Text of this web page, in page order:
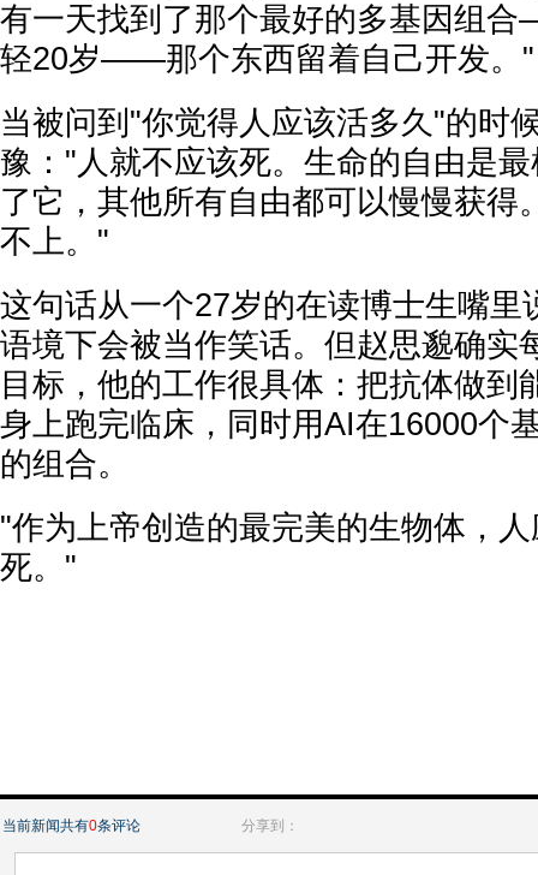
有一天找到了那个最好的多基因组
轻20岁——那个东西留着自己开发。"
当被问到"你觉得人应该活多久"的时
豫："人就不应该死。生命的自由是
了它，其他所有自由都可以慢慢获得
不上。"
这句话从一个27岁的在读博士生嘴里
语境下会被当作笑话。但赵思邈确实
目标，他的工作很具体：把抗体做到
身上跑完临床，同时用AI在16000个
的组合。
"作为上帝创造的最完美的生物体，
死。"
当前新闻共有0条评论 分享到：